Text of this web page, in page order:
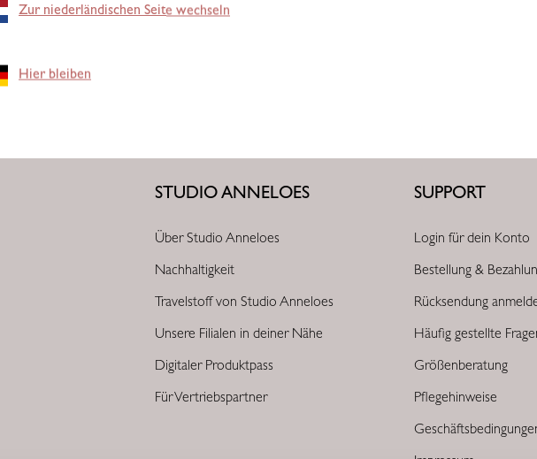
STUDIO ANNELOES
Über Studio Anneloes
Nachhaltigkeit
Travelstoff von Studio Anneloes
Unsere Filialen in deiner Nähe
Digitaler Produktpass
Für Vertriebspartner
SUPPORT
Login für dein Konto
Bestellung &
Rücksendung
Häufig gestellte
Größenberatung
Pflegehinweise
Zur niederländischen Seite wechseln
Hier bleiben